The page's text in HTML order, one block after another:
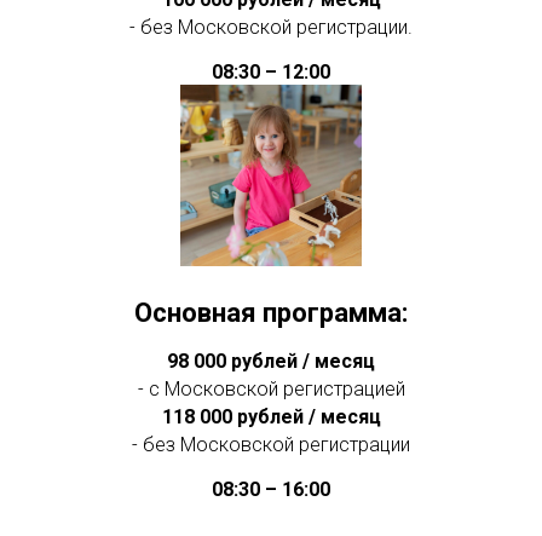
- без Московской регистрации.
08:30 – 12:00
Основная программа:
98 000 рублей / месяц
- с Московской регистрацией
118 000 рублей / месяц
- без Московской регистрации
08:30 – 16:00